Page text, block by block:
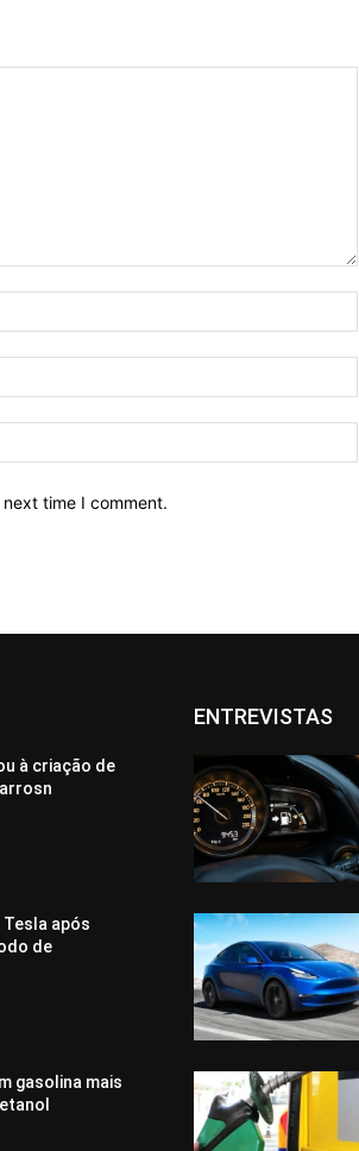
time I comment.
à criação de
após
de
gasolina mais
ENTREVISTAS